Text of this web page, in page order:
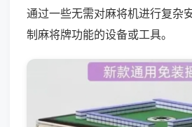
通过一些无需对麻将机进行复杂
制麻将牌功能的设备或工具。